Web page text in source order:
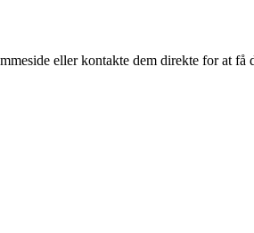
eller kontakte dem direkte for at få